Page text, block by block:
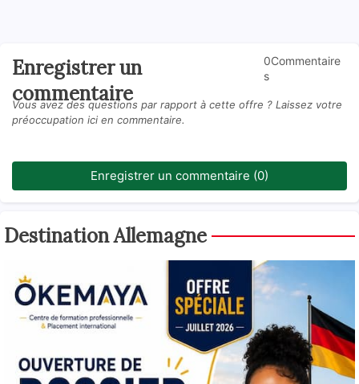
Enregistrer un
commentaire
0Commentaire
s
Vous avez des questions par rapport à cette offre ? Laissez votre
préoccupation ici en commentaire.
Enregistrer un commentaire (0)
Destination Allemagne